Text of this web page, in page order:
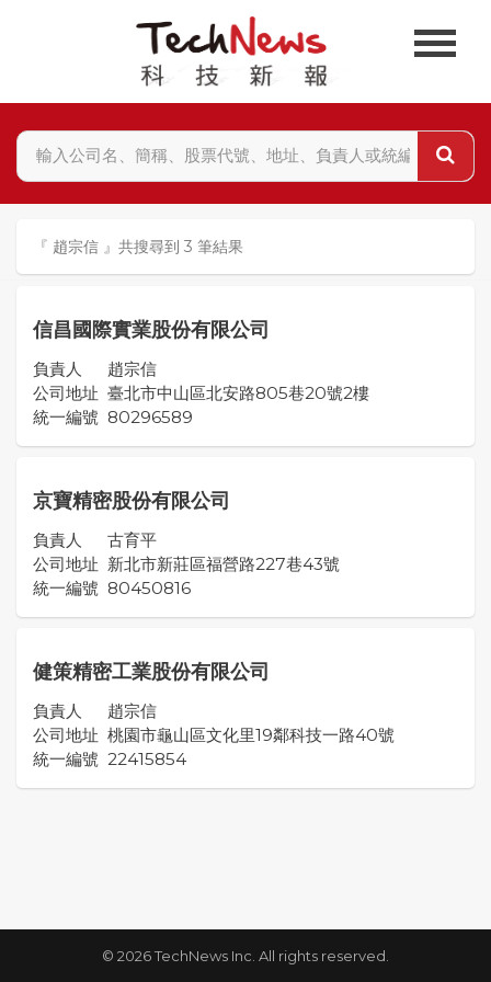
『 趙宗信 』共搜尋到 3 筆結果
信昌國際實業股份有限公司
負責人
趙宗信
公司地址 臺北市中山區北安路805巷20號2樓
統一編號 80296589
京寶精密股份有限公司
負責人
古育平
公司地址 新北市新莊區福營路227巷43號
統一編號 80450816
健策精密工業股份有限公司
負責人
趙宗信
公司地址 桃園市龜山區文化里19鄰科技一路40號
統一編號 22415854
© 2026 TechNews Inc. All rights reserved.